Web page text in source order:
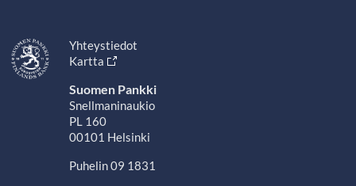
Yhteystiedot
Kartta
Suomen Pankki
Snellmaninaukio
PL 160
00101 Helsinki
Puhelin 09 1831